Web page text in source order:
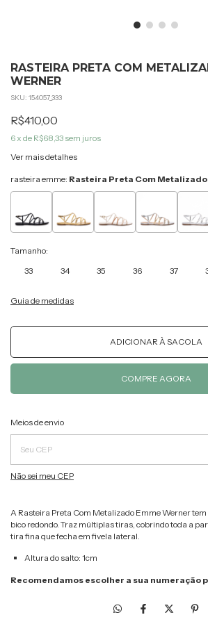
RASTEIRA PRETA COM
WERNER
SKU: 154057_333
R$410,00
6 x de R$68,33 sem juros
Ver mais detalhes
rasteira emme: Rasteira Preta Com
Tamanho:
33
34 35 36 37
Guia de medidas
Entregas para o CEP:
Meios de envio
Não sei meu CEP
A Rasteira Preta Com Metalizado Emme Werner tem
bico redondo. Traz múltiplas tiras, cobrindo toda a
tira fina que fecha em fivela lateral.
Altura do salto: 1cm
Recomendamos escolher a sua numeração